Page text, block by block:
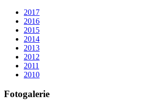
2017
2016
2015
2014
2013
2012
2011
2010
Fotogalerie